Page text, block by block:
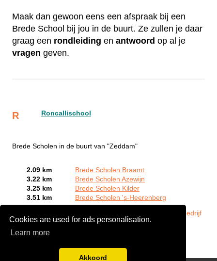
Cookies are used for ads personalisation.
Learn more
Akkoord
Maak dan gewoon eens een afspraak bij een
Brede School bij jou in de buurt. Ze zullen je daar
graag een rondleiding en antwoord op al je
vragen geven.
R Roncallischool
Brede Scholen in de buurt van "Zeddam"
2.09 km
Brede Scholen Braamt
3.22 km
Brede Scholen Azewijn
3.25 km
Brede Scholen Kilder
3.51 km
Brede Scholen 's-Heerenberg
Meld een bedrijf
gratis aan